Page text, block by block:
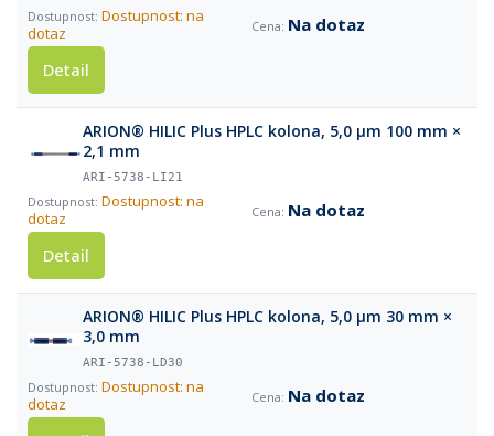
Dostupnost: na
dotaz
Na dotaz
Detail
ARION® HILIC Plus HPLC kolona, 5,0 µm 100 mm ×
2,1 mm
ARI-5738-LI21
Dostupnost: na
dotaz
Na dotaz
Detail
ARION® HILIC Plus HPLC kolona, 5,0 µm 30 mm ×
3,0 mm
ARI-5738-LD30
Dostupnost: na
dotaz
Na dotaz